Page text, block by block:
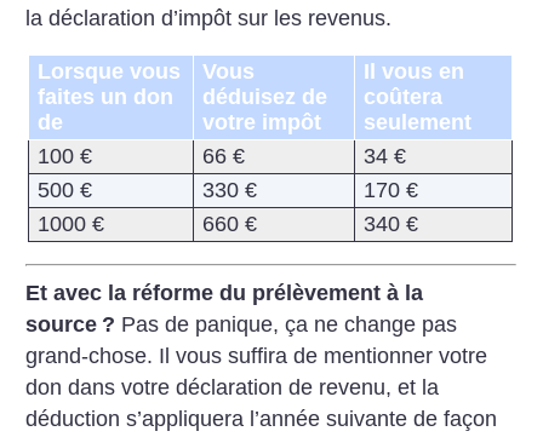
la déclaration d’impôt sur les revenus.
Lorsque vous
faites un don
de
Vous
déduisez de
votre impôt
Il vous en
coûtera
seulement
100 €
66 €
34 €
500 €
330 €
170 €
1000 €
660 € 340 €
Et avec la réforme du prélèvement à la
source ? Pas de panique, ça ne change pas
grand-chose. Il vous suffira de mentionner votre
don dans votre déclaration de revenu, et la
déduction s’appliquera l’année suivante de façon